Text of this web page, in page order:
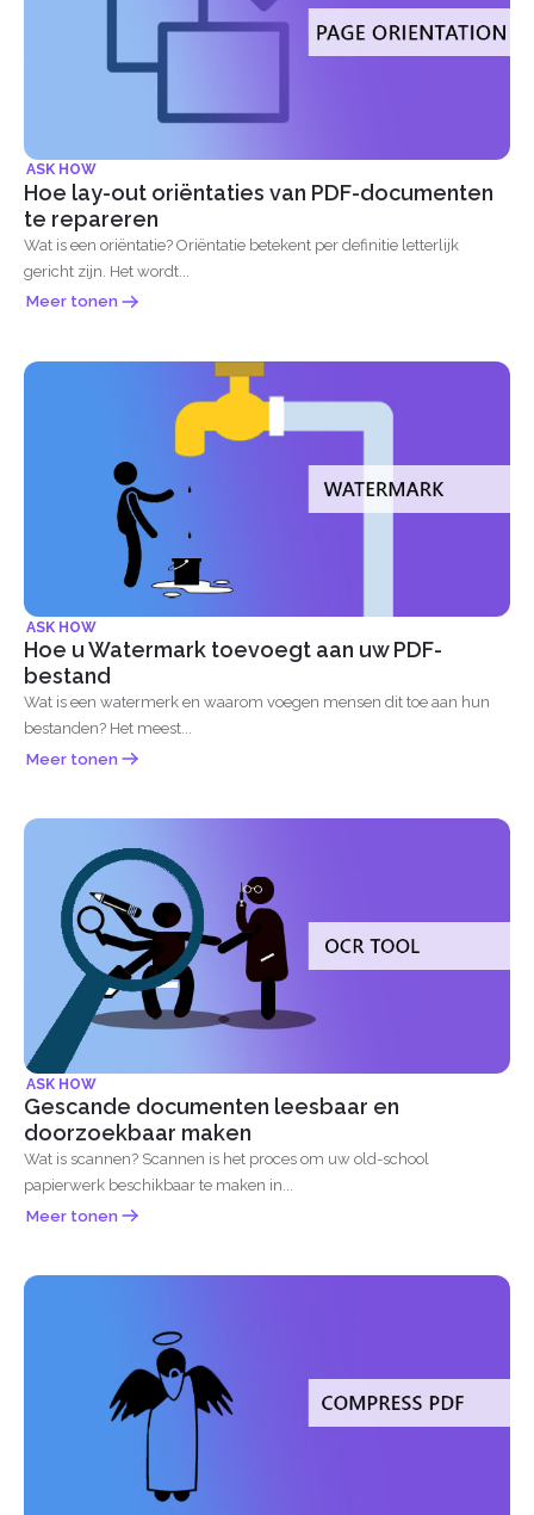
ASK HOW
Hoe lay-out oriëntaties van PDF-documenten
te repareren
Wat is een oriëntatie? Oriëntatie betekent per definitie letterlijk
gericht zijn. Het wordt...
Meer tonen
ASK HOW
Hoe u Watermark toevoegt aan uw PDF-
bestand
Wat is een watermerk en waarom voegen mensen dit toe aan hun
bestanden? Het meest...
Meer tonen
ASK HOW
Gescande documenten leesbaar en
doorzoekbaar maken
Wat is scannen? Scannen is het proces om uw old-school
papierwerk beschikbaar te maken in...
Meer tonen